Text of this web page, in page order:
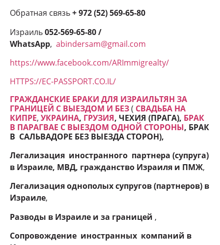
Обратная связь+ 972 (52) 569-65-80
Израиль052-569-65-80 /
WhatsApp, abindersam@gmail.com
https://www.facebook.com/ARImmigrealty/
HTTPS://EC-PASSPORT.CO.IL/
ГРАЖДАНСКИЕ БРАКИ ДЛЯ ИЗРАИЛЬТЯН ЗА
ГРАНИЦЕЙ С ВЫЕЗДОМ И БЕЗ( СВАДЬБА НА
КИПРЕ, УКРАИНА, ГРУЗИЯ, ЧЕХИЯ (ПРАГА), БРАК
В ПАРАГВАЕ С ВЫЕЗДОМ ОДНОЙ СТОРОНЫ, БРАК
В САЛЬВАДОРЕ БЕЗ ВЫЕЗДА СТОРОН),
Легализация иностранного партнера (супруга)
в Израиле, МВД, гражданство Израиля и ПМЖ,
Легализация однополых супругов (партнеров) в
Израиле,
Разводы в Израиле и за границей ,
Сопровождение иностранных компаний в